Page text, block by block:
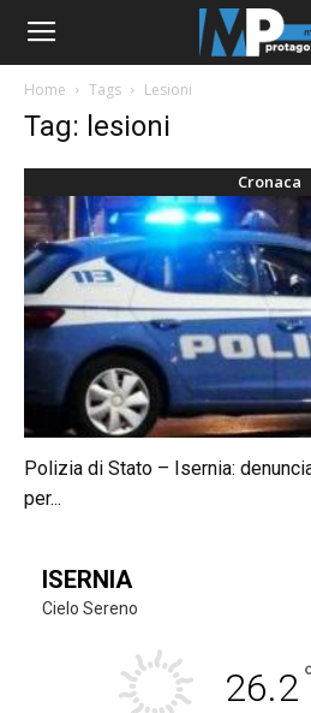
Home Tags Lesioni
Tag: lesioni
Cronaca
Polizia di Stato – Isernia:
per...
ISERNIA
Cielo Sereno
26.2